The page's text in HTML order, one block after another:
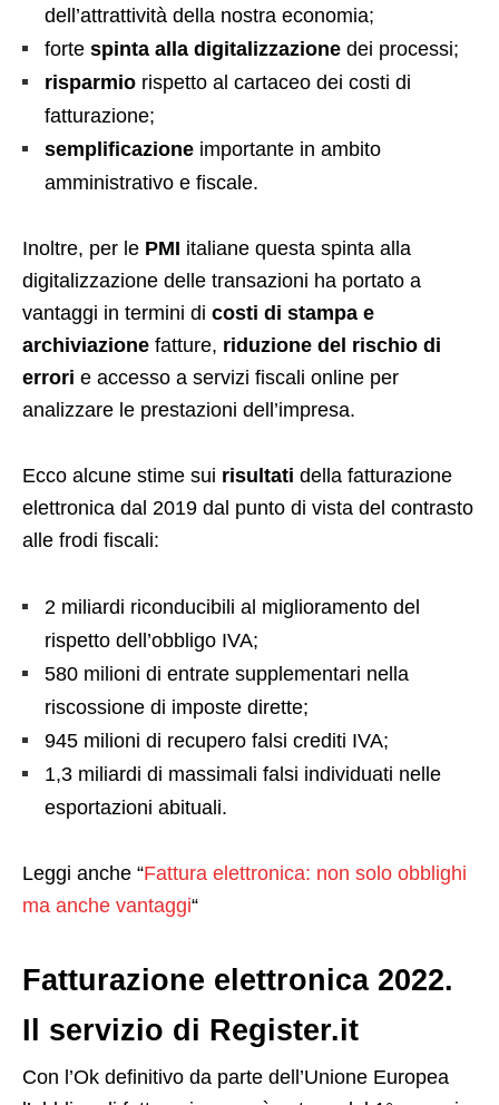
dell’attrattività della nostra economia;
forte spinta alla digitalizzazione dei processi;
risparmio rispetto al cartaceo dei costi di
fatturazione;
semplificazione importante in ambito
amministrativo e fiscale.
Inoltre, per le PMI italiane questa spinta alla
digitalizzazione delle transazioni ha portato a
vantaggi in termini di costi di stampa e
archiviazione fatture, riduzione del rischio di
errori e accesso a servizi fiscali online per
analizzare le prestazioni dell’impresa.
Ecco alcune stime sui risultati della fatturazione
elettronica dal 2019 dal punto di vista del contrasto
alle frodi fiscali:
2 miliardi riconducibili al miglioramento del
rispetto dell’obbligo IVA;
580 milioni di entrate supplementari nella
riscossione di imposte dirette;
945 milioni di recupero falsi crediti IVA;
1,3 miliardi di massimali falsi individuati nelle
esportazioni abituali.
Leggi anche “Fattura elettronica: non solo obblighi
ma anche vantaggi“
Fatturazione elettronica 2022.
Il servizio di Register.it
Con l’Ok definitivo da parte dell’Unione Europea